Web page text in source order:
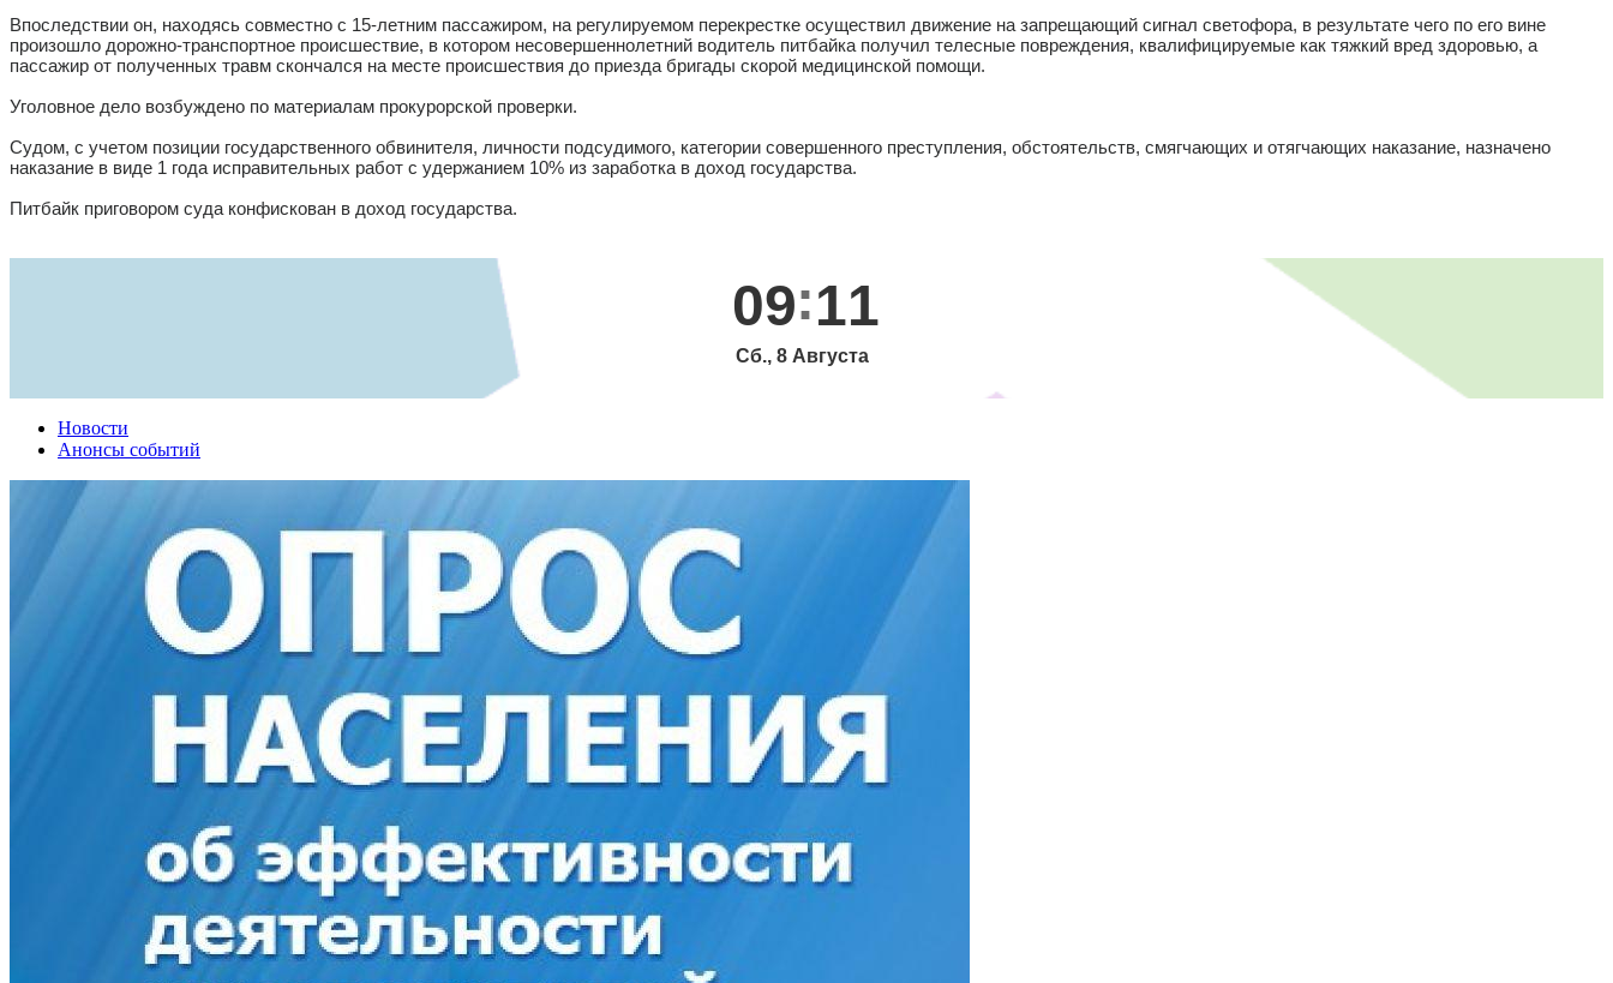
Впоследствии он, находясь совместно с 15-летним пассажиром, на регулируемом перекрестке осуществил движение на запрещающий сигнал светофора, в результате чего по его вине
произошло дорожно-транспортное происшествие, в котором несовершеннолетний водитель питбайка получил телесные повреждения, квалифицируемые как тяжкий вред здоровью, а
пассажир от полученных травм скончался на месте происшествия до приезда бригады скорой медицинской помощи.
Уголовное дело возбуждено по материалам прокурорской проверки.
Судом, с учетом позиции государственного обвинителя, личности подсудимого, категории совершенного преступления, обстоятельств, смягчающих и отягчающих наказание, назначено
наказание в виде 1 года исправительных работ с удержанием 10% из заработка в доход государства.
Питбайк приговором суда конфискован в доход государства.
09 11
Сб., 8 Августа
Новости
Анонсы событий